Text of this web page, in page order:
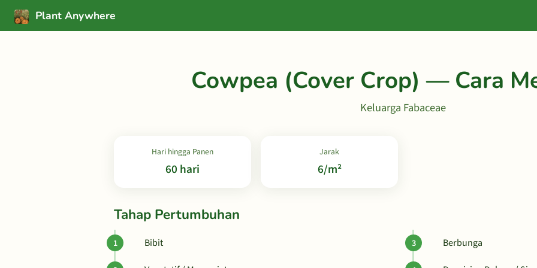
Plant Anywhere
Cowpea (Cover Crop) — Cara
Keluarga Fabaceae
Hari hingga Panen
60 hari
Jarak
6/m²
Tahap Pertumbuhan
Bibit Berbunga